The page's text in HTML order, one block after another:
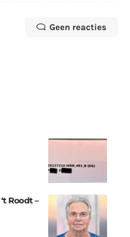
Geen reacties
Roodt –